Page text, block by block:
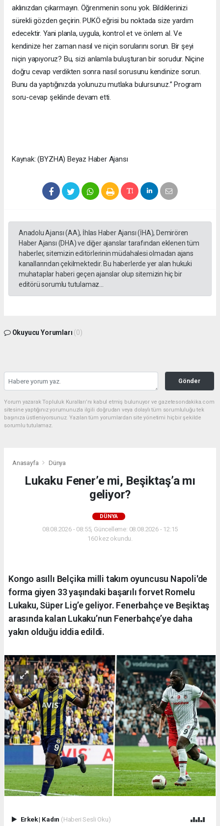
aklınızdan çıkarmayın. Öğrenmenin sonu yok. Bildiklerinizi
sürekli gözden geçirin. PUKÖ eğrisi bu noktada size yardım
edecektir. Yani planla, uygula, kontrol et ve önlem al. Ve
kendinize her zaman nasıl ve niçin sorularını sorun. Bir şeyi
niçin yapıyoruz? Bu, sizi anlamla buluşturan bir sorudur. Niçine
doğru cevap verdikten sonra nasıl sorusunu kendinize sorun.
Bunu da yaptığınızda yolunuzu mutlaka bulursunuz.” Program
soru-cevap şeklinde devam etti.
Kaynak: (BYZHA) Beyaz Haber Ajansı
Anadolu Ajansı (AA), İhlas Haber Ajansı (İHA), Demirören
Haber Ajansı (DHA) ve diğer ajanslar tarafından eklenen tüm
haberler, sitemizin editörlerinin müdahalesi olmadan ajans
kanallarından çekilmektedir. Bu haberlerde yer alan hukuki
muhataplar haberi geçen ajanslar olup sitemizin hiç bir
editörü sorumlu tutulamaz...
Okuyucu Yorumları (0)
Gönder
Yorum yazarak Topluluk Kuralları’nı kabul etmiş bulunuyor ve gazetesondakika.com
sitesine yaptığınız yorumunuzla ilgili doğrudan veya dolaylı tüm sorumluluğu tek
başınıza üstleniyorsunuz. Yazılan tüm yorumlardan site yönetimi hiçbir şekilde
sorumlu tutulamaz.
Anasayfa Dünya
Lukaku Fener’e mi, Beşiktaş’a mı
geliyor?
DÜNYA
08.08.2026 - 08:55, Güncelleme: 08.08.2026 - 12:15
160 kez okundu.
Kongo asıllı Belçika milli takım oyuncusu Napoli'de
forma giyen 33 yaşındaki başarılı forvet Romelu
Lukaku, Süper Lig’e geliyor. Fenerbahçe ve Beşiktaş
arasında kalan Lukaku’nun Fenerbahçe’ye daha
yakın olduğu iddia edildi.
Erkek| Kadın (Haberi Sesli Oku)